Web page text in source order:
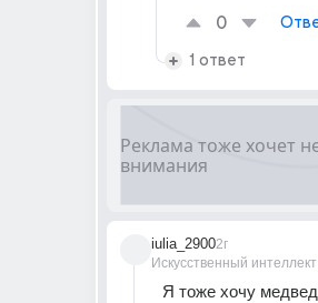
0
1 ответ
iulia_2900
Искусственный интеллект
2г
Я тоже хочу